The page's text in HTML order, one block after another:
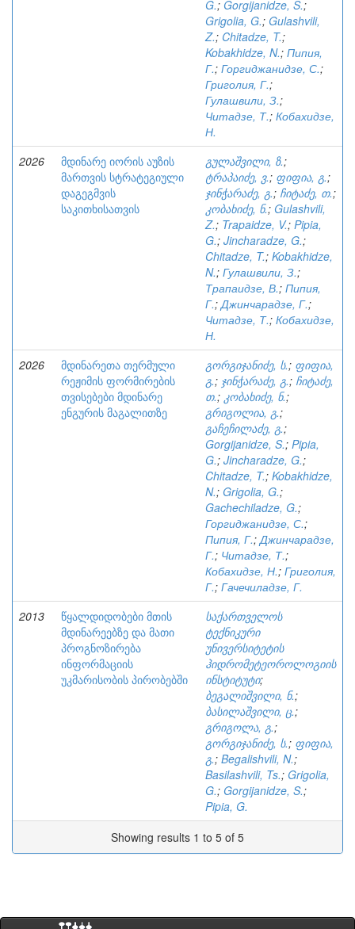
G.; Gorgijanidze, S.;
Grigolia, G.; Gulashvili,
Z.; Chitadze, T.;
Kobakhidze, N.; Пипия,
Г.; Горгиджанидзе, С.;
Григолия, Г.;
Гулашвили, З.;
Читадзе, Т.; Кобахидзе,
Н.
2026
მდინარე იორის აუზის
მართვის სტრატეგიული
დაგეგმვის
საკითხისათვის
გულაშვილი, ზ.;
ტრაპაიძე, ვ.; ფიფია, გ.;
ჯინჭარაძე, გ.; ჩიტაძე, თ.;
კობახიძე, ნ.; Gulashvili,
Z.; Trapaidze, V.; Pipia,
G.; Jincharadze, G.;
Chitadze, T.; Kobakhidze,
N.; Гулашвили, З.;
Трапаидзе, В.; Пипия,
Г.;Джинчарадзе, Г.;
Читадзе, Т.; Кобахидзе,
Н.
2026
მდინარეთა თერმული
რეჟიმის ფორმირების
თვისებები მდინარე
ენგურის მაგალითზე
გორგიჯანიძე, ს.; ფიფია,
გ.; ჯინჭარაძე, გ.; ჩიტაძე,
თ.; კობახიძე, ნ.;
გრიგოლია, გ.;
გაჩეჩილაძე, გ.;
Gorgijanidze, S.; Pipia,
G.; Jincharadze, G.;
Chitadze, T.; Kobakhidze,
N.; Grigolia, G.;
Gachechiladze, G.;
Горгиджанидзе, С.;
Пипия, Г.;Джинчарадзе,
Г.; Читадзе, Т.;
Кобахидзе, Н.; Григолия,
Г.; Гачечиладзе, Г.
2013
წყალდიდობები მთის
მდინარეებზე და მათი
პროგნოზირება
ინფორმაციის
უკმარისობის პირობებში
საქართველოს
ტექნიკური
უნივერსიტეტის
ჰიდრომეტეოროლოგიის
ინსტიტუტი;
ბეგალიშვილი, ნ.;
ბასილაშვილი, ც.;
გრიგოლა, გ.;
გორგიჯანიძე, ს.; ფიფია,
გ.; Begalishvili, N.;
Basilashvili, Ts.; Grigolia,
G.; Gorgijanidze, S.;
Pipia, G.
Showing results 1 to 5 of 5